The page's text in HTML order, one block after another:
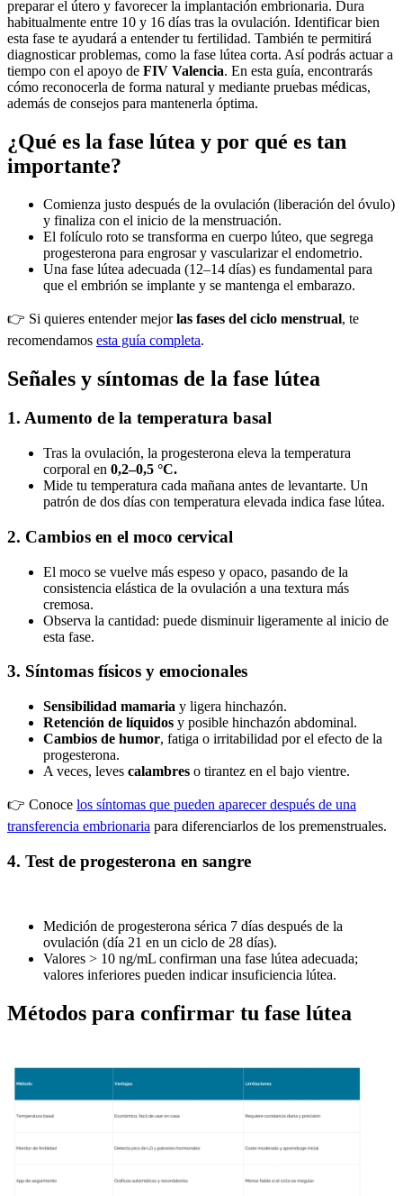
preparar el útero y favorecer la implantación embrionaria. Dura
habitualmente entre 10 y 16 días tras la ovulación. Identificar bien
esta fase te ayudará a entender tu fertilidad. También te permitirá
diagnosticar problemas, como la fase lútea corta. Así podrás actuar a
tiempo con el apoyo de FIV Valencia. En esta guía, encontrarás
cómo reconocerla de forma natural y mediante pruebas médicas,
además de consejos para mantenerla óptima.
¿Qué es la fase lútea y por qué es tan
importante?
Comienza justo después de la ovulación (liberación del óvulo)
y finaliza con el inicio de la menstruación.
El folículo roto se transforma en cuerpo lúteo, que segrega
progesterona para engrosar y vascularizar el endometrio.
Una fase lútea adecuada (12–14 días) es fundamental para
que el embrión se implante y se mantenga el embarazo.
👉 Si quieres entender mejorlas fases del ciclo menstrual, te
recomendamos esta guía completa.
Señales y síntomas de la fase lútea
1. Aumento de la temperatura basal
Tras la ovulación, la progesterona eleva la temperatura
corporal en 0,2–0,5 °C.
Mide tu temperatura cada mañana antes de levantarte. Un
patrón de dos días con temperatura elevada indica fase lútea.
2. Cambios en el moco cervical
El moco se vuelve más espeso y opaco, pasando de la
consistencia elástica de la ovulación a una textura más
cremosa.
Observa la cantidad: puede disminuir ligeramente al inicio de
esta fase.
3. Síntomas físicos y emocionales
Sensibilidad mamaria y ligera hinchazón.
Retención de líquidos y posible hinchazón abdominal.
Cambios de humor, fatiga o irritabilidad por el efecto de la
progesterona.
A veces, leves calambres o tirantez en el bajo vientre.
👉 Conoce los síntomas que pueden aparecer después de una
transferencia embrionaria para diferenciarlos de los premenstruales.
4. Test de progesterona en sangre
Medición de progesterona sérica 7 días después de la
ovulación (día 21 en un ciclo de 28 días).
Valores > 10 ng/mL confirman una fase lútea adecuada;
valores inferiores pueden indicar insuficiencia lútea.
Métodos para confirmar tu fase lútea